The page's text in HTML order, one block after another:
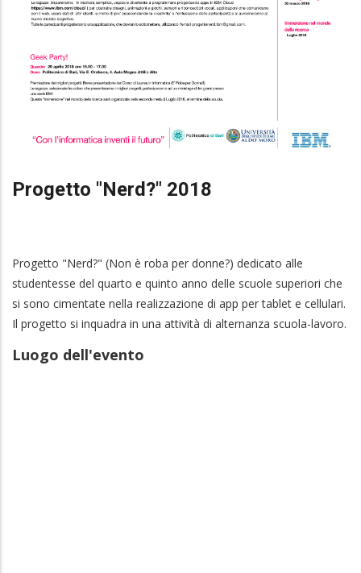
Progetto "Nerd?" 2018
Progetto "Nerd?" (Non è roba per donne?) dedicato alle
studentesse del quarto e quinto anno delle scuole superiori che
si sono cimentate nella realizzazione di app per tablet e cellulari.
Il progetto si inquadra in una attività di alternanza scuola-lavoro.
Luogo dell'evento